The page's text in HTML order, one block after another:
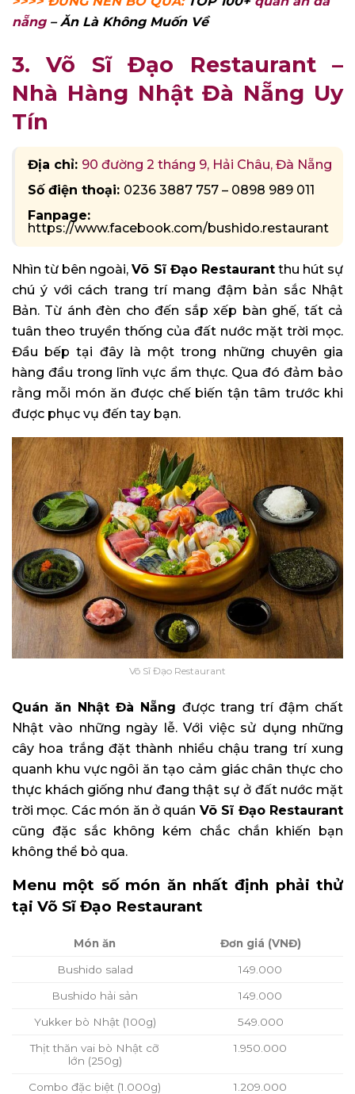
nẵng – Ăn Là Không Muốn Về
3. Võ Sĩ Đạo Restaurant –
Nhà Hàng Nhật Đà Nẵng Uy
Tín
Địa chỉ: 90 đường 2 tháng 9, Hải Châu, Đà Nẵng
Số điện thoại: 0236 3887 757 – 0898 989 011
Fanpage:
https://www.facebook.com/bushido.restaurant
Nhìn từ bên ngoài,Võ Sĩ Đạo Restaurantthu hút sự
chú ý với cách trang trí mang đậm bản sắc Nhật
Bản. Từ ánh đèn cho đến sắp xếp bàn ghế, tất cả
tuân theo truyền thống của đất nước mặt trời mọc.
Đầu bếp tại đây là một trong những chuyên gia
hàng đầu trong lĩnh vực ẩm thực. Qua đó đảm bảo
rằng mỗi món ăn được chế biến tận tâm trước khi
được phục vụ đến tay bạn.
Võ Sĩ Đạo Restaurant
Quán ăn Nhật Đà Nẵng được trang trí đậm chất
Nhật vào những ngày lễ. Với việc sử dụng những
cây hoa trắng đặt thành nhiều chậu trang trí xung
quanh khu vực ngôi ăn tạo cảm giác chân thực cho
thực khách giống như đang thật sự ở đất nước mặt
trời mọc. Các món ăn ở quán Võ Sĩ Đạo Restaurant
cũng đặc sắc không kém chắc chắn khiến bạn
không thể bỏ qua.
Menu một số món ăn nhất định phải thử
tại Võ Sĩ Đạo Restaurant
Món ăn Đơn giá (VNĐ)
Bushido salad 149.000
Bushido hải sản 149.000
Yukker bò Nhật (100g) 549.000
Thịt thăn vai bò Nhật cỡ
lớn (250g)
1.950.000
Combo đặc biệt (1.000g) 1.209.000